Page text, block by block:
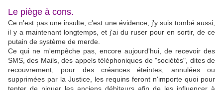
Le piège à cons.
Ce n'est pas une insulte, c'est une évidence, j'y suis tombé aussi,
il y a maintenant longtemps, et j'ai du ruser pour en sortir, de ce
putain de système de merde.
Ce qui ne m'empêche pas, encore aujourd'hui, de recevoir des
SMS, des Mails, des appels téléphoniques de "sociétés", dites de
recouvrement, pour des créances éteintes, annulées ou
supprimées par la Justice, les requins feront n'importe quoi pour